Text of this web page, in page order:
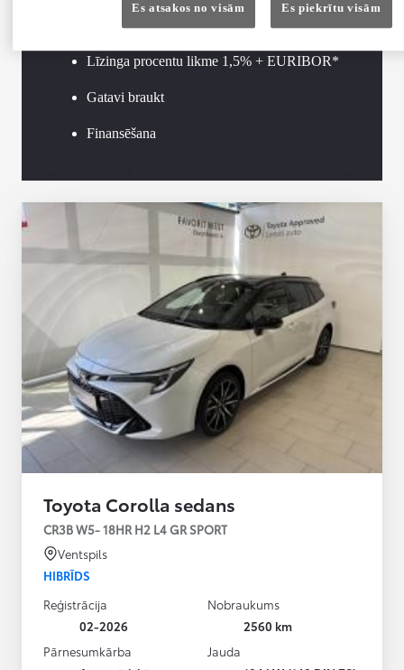
44 punktu tehniskā apskate
Līzinga procentu likme 1,5% + EURIBOR*
Gatavi braukt
Finansēšana
Toyota Corolla sedans
CR3B W5- 18HR H2 L4 GR SPORT
Ventspils
HIBRĪDS
Reģistrācija
02-2026
Nobraukums
2560 km
Pārnesumkārba
Jauda
Es atsakos no visām Es piekrītu visām